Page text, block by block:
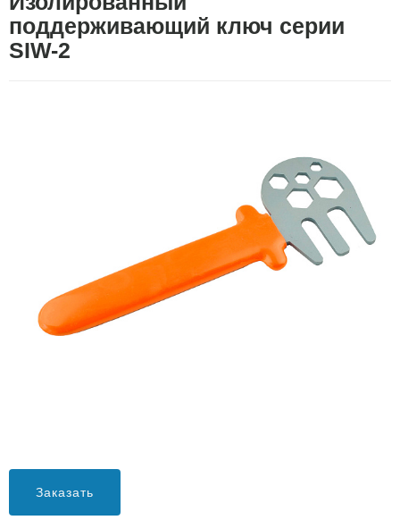
поддерживающий ключ серии
SIW-2
Заказать